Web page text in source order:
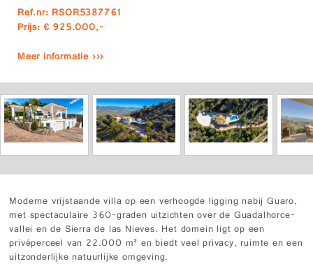
Ref.nr: RSOR5387761
Prijs: € 925.000,-
Meer informatie ›››
Moderne vrijstaande villa op een verhoogde ligging nabij Guaro,
met spectaculaire 360-graden uitzichten over de Guadalhorce-
vallei en de Sierra de las Nieves. Het domein ligt op een
privéperceel van 22.000 m² en biedt veel privacy, ruimte en een
uitzonderlijke natuurlijke omgeving.